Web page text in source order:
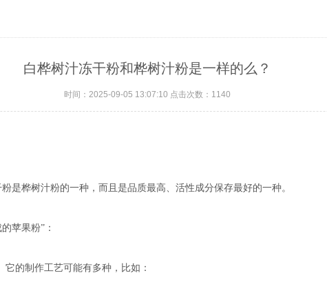
白桦树汁冻干粉和桦树汁粉是一样的么？
时间：2025-09-05 13:07:10 点击次数：1140
是桦树汁粉的一种，而且是品质最高、活性成分保存最好的一种。
苹果粉”：
的制作工艺可能有多种，比如：